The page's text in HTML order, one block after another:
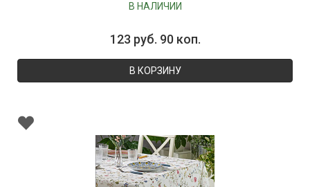
В НАЛИЧИИ
123 руб. 90 коп.
В КОРЗИНУ